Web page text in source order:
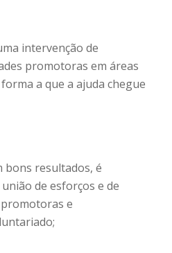
intervenção de
promotoras em áreas
a que a ajuda chegue
bons resultados, é
de esforços e de
e